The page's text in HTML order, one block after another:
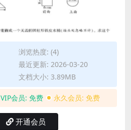
浏览热度: (4)
最近更新: 2026-03-20
文档大小: 3.89MB
VIP会员: 免费 永久会员: 免费
开通会员